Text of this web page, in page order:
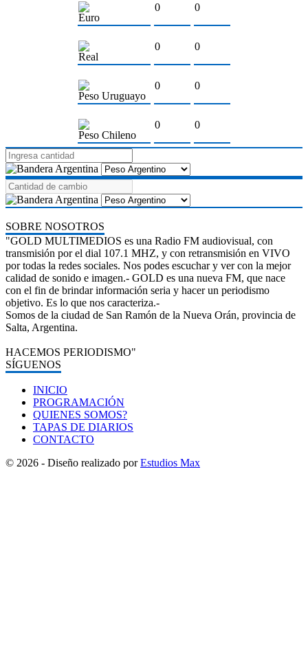
Euro
0 0
Real
0 0
Peso Uruguayo
0 0
Peso Chileno
0 0
SOBRE NOSOTROS
"GOLD MULTIMEDIOS es una Radio FM audiovisual, con
transmisión por el dial 107.1 MHZ, y con retransmisión en VIVO
por todas la redes sociales. Nos podes escuchar y ver con la mejor
calidad de sonido e imagen.- GOLD es una nueva FM, que nace
con el fin de brindar información seria y hacer un periodismo
objetivo. Es lo que nos caracteriza.-
Somos de la ciudad de San Ramón de la Nueva Orán, provincia de
Salta, Argentina.
HACEMOS PERIODISMO"
SÍGUENOS
INICIO
PROGRAMACIÓN
QUIENES SOMOS?
TAPAS DE DIARIOS
CONTACTO
© 2026 - Diseño realizado porEstudios Max